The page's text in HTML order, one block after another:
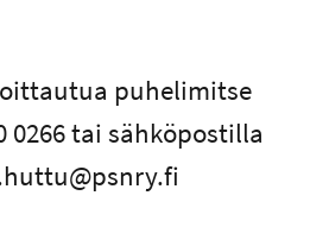
puhelimitse
0266 tai sähköpostilla